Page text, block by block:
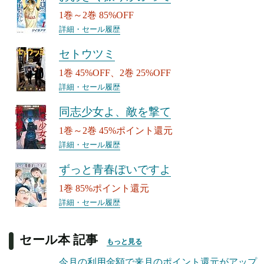
1巻～2巻 85%OFF
詳細・セール履歴
セトウツミ
1巻 45%OFF、2巻 25%OFF
詳細・セール履歴
同志少女よ、敵を撃て
1巻～2巻 45%ポイント還元
詳細・セール履歴
ずっと青春ぽいですよ
1巻 85%ポイント還元
詳細・セール履歴
セール本 記事 もっと見る
今月の利用金額で来月のポイント還元がアップ